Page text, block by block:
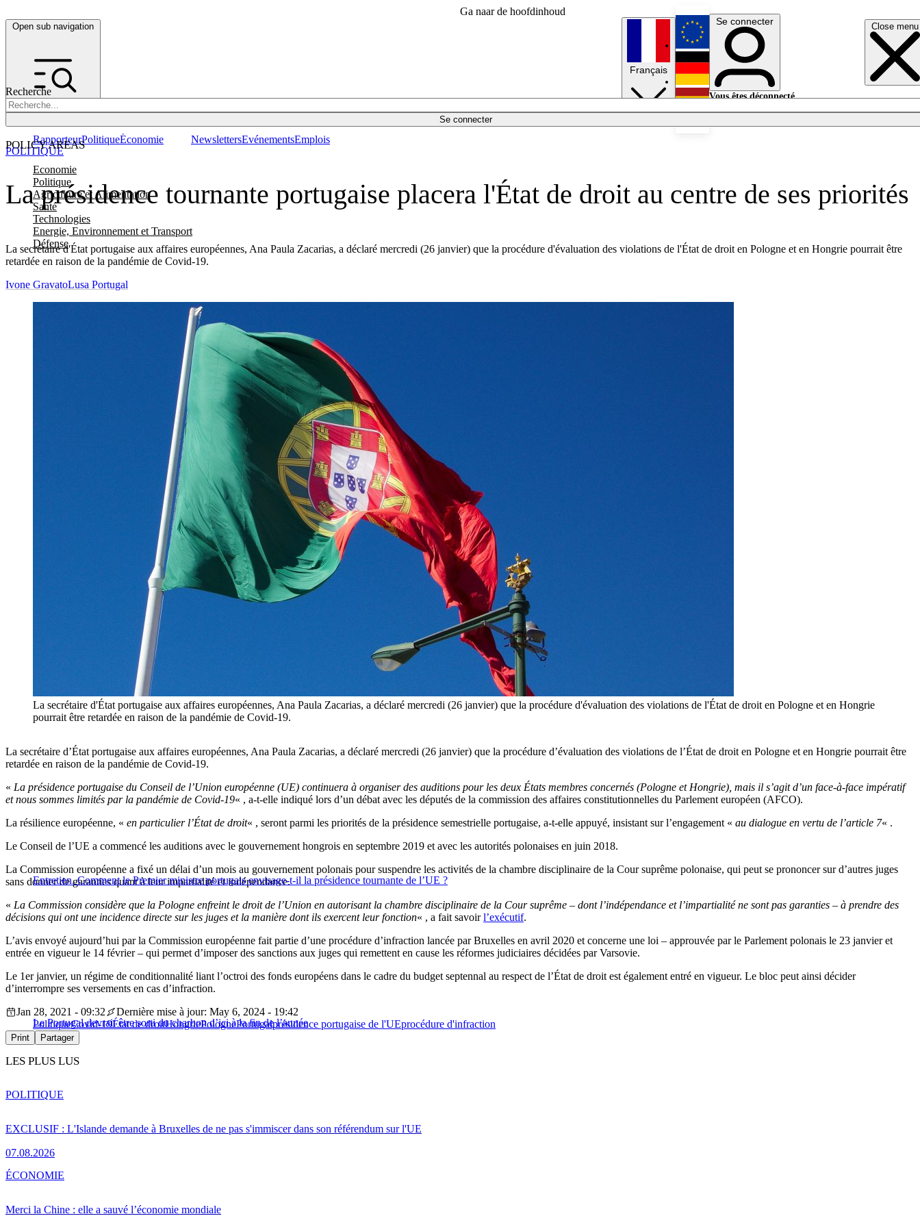
Ga naar de hoofdinhoud
Open sub navigation Close menu
Recherche
Se connecter
POLICY AREAS
Economie
Politique
Agriculture et Alimentation
Santé
Technologies
Energie, Environnement et Transport
Défense
RapporteurPolitiqueÉconomie NewslettersEvénementsEmplois
Français
English
Deutsch
Se connecter
Vous êtes déconnecté.
La présidence tournante portugaise placera l'État de droit au centre de ses priorités
La secrétaire d'État portugaise aux affaires européennes, Ana Paula Zacarias, a déclaré mercredi (26 janvier) que la procédure d'évaluation des violations de l'État de droit en Pologne et en Hongrie pourrait être
retardée en raison de la pandémie de Covid-19.
POLITIQUE
Ivone GravatoLusa Portugal
La secrétaire d'État portugaise aux affaires européennes, Ana Paula Zacarias, a déclaré mercredi (26 janvier) que la procédure d'évaluation des violations de l'État de droit en Pologne et en Hongrie
pourrait être retardée en raison de la pandémie de Covid-19.
La secrétaire d’État portugaise aux affaires européennes, Ana Paula Zacarias, a déclaré mercredi (26 janvier) que la procédure d’évaluation des violations de l’État de droit en Pologne et en Hongrie pourrait être
retardée en raison de la pandémie de Covid-19.
« La présidence portugaise du Conseil de l’Union européenne (UE) continuera à organiser des auditions pour les deux États membres concernés (Pologne et Hongrie), mais il s’agit d’un face-à-face impératif
et nous sommes limités par la pandémie de Covid-19« , a-t-elle indiqué lors d’un débat avec les députés de la commission des affaires constitutionnelles du Parlement européen (AFCO).
La résilience européenne, « en particulier l’État de droit« , seront parmi les priorités de la présidence semestrielle portugaise, a-t-elle appuyé, insistant sur l’engagement « au dialogue en vertu de l’article 7« .
Le Conseil de l’UE a commencé les auditions avec le gouvernement hongrois en septembre 2019 et avec les autorités polonaises en juin 2018.
Entretien. Comment le Premier ministre portugais envisage-t-il la présidence tournante de l’UE ?
La Commission européenne a fixé un délai d’un mois au gouvernement polonais pour suspendre les activités de la chambre disciplinaire de la Cour suprême polonaise, qui peut se prononcer sur d’autres juges
sans donner de garanties quant à leur impartialité et indépendance.
« La Commission considère que la Pologne enfreint le droit de l’Union en autorisant la chambre disciplinaire de la Cour suprême – dont l’indépendance et l’impartialité ne sont pas garanties – à prendre des
décisions qui ont une incidence directe sur les juges et la manière dont ils exercent leur fonction« , a fait savoirl’exécutif.
L’avis envoyé aujourd’hui par la Commission européenne fait partie d’une procédure d’infraction lancée par Bruxelles en avril 2020 et concerne une loi – approuvée par le Parlement polonais le 23 janvier et
entrée en vigueur le 14 février – qui permet d’imposer des sanctions aux juges qui remettent en cause les réformes judiciaires décidées par Varsovie.
Le 1er janvier, un régime de conditionnalité liant l’octroi des fonds européens dans le cadre du budget septennal au respect de l’État de droit est également entré en vigueur. Le bloc peut ainsi décider
d’interrompre ses versements en cas d’infraction.
Le Portugal devrait être sorti du charbon d’ici à la fin de l’année
Jan 28, 2021 - 09:32
Dernière mise à jour: May 6, 2024 - 19:42
PolitiqueCovid-19État de droitHongriePolognePortugalprésidence portugaise de l'UEprocédure d'infraction
Print Partager
LES PLUS LUS
EXCLUSIF : L'Islande demande à Bruxelles de ne pas s'immiscer dans son référendum sur l'UE
07.08.2026
POLITIQUE
Merci la Chine : elle a sauvé l’économie mondiale
ÉCONOMIE